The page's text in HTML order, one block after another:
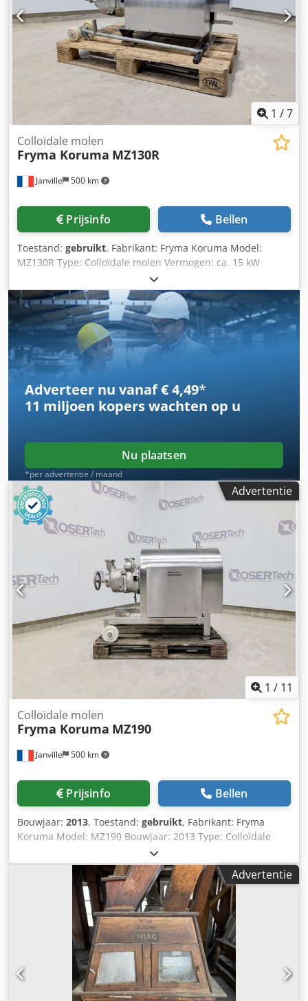
1 /7
Janville 500 km
Colloïdale molen
Fryma Koruma MZ130R
Prijsinfo Bellen
Toestand: gebruikt, Fabrikant: Fryma Koruma Model:
MZ130R Type: Colloïdale molen Vermogen: ca. 15 kW
Geschatte capaciteit (volgens fabrikant): 700–7000 l/u
Cjdpfxsy Iqi Es Aaneha Product deeltjesgrootte: 100–500
µm
Adverteer nu vanaf € 4,49*
11 miljoen koperswachten op u
Nu plaatsen
*per advertentie / maand
Advertentie
1 / 11
Janville 500 km
Colloïdale molen
Fryma Koruma MZ190
Prijsinfo Bellen
Bouwjaar: 2013, Toestand: gebruikt, Fabrikant: Fryma
Koruma Model: MZ190 Bouwjaar: 2013 Type: Colloïdale
molen Vermogen: 45 kW Geschatte capaciteit (volgens
fabrikant): 2.600–26.000 l/u Deeltjesgrootte product: 100–
500 µm Technische tekeningen beschikbaar Chsdpey H
Rfksfx Aanea
Advertentie